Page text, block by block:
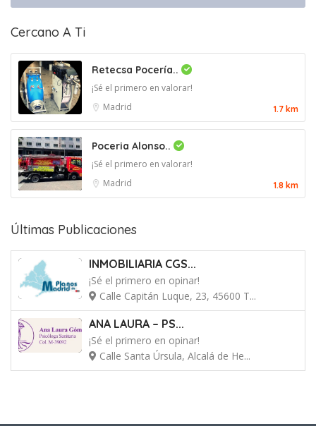
Cercano A Ti
Retecsa Pocería..
¡Sé el primero en valorar!
Madrid
1.7 km
Poceria Alonso..
¡Sé el primero en valorar!
Madrid
1.8 km
Últimas Publicaciones
INMOBILIARIA CGS...
¡Sé el primero en opinar!
Calle Capitán Luque, 23, 45600 T...
ANA LAURA – PS...
¡Sé el primero en opinar!
Calle Santa Úrsula, Alcalá de He...